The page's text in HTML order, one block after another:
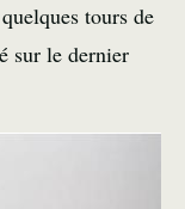
quelques tours de
sur le dernier